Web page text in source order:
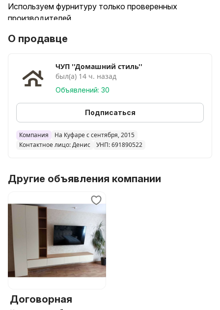
Используем фурнитуру только проверенных
производителей.
цветами.
Собственное производство. Гарантия 24 месяца.
О продавце
ЧУП ''Домашний стиль''
был(а) 14 ч. назад
Объявлений: 30
Подписаться
Компания
На Куфаре с сентября, 2015
Контактное лицо: Денис
УНП: 691890522
Другие объявления компании
Договорная